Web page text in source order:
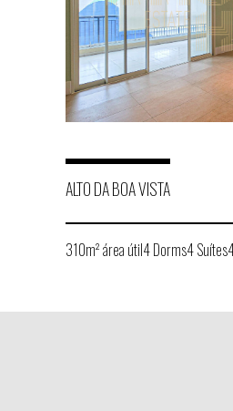
ALTO DA BOA VISTA
310m² área útil4 Dorms4 Suítes